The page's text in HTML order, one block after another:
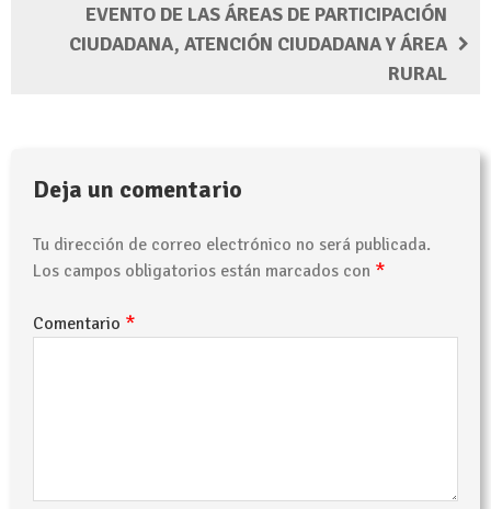
EVENTO DE LAS ÁREAS DE PARTICIPACIÓN
CIUDADANA, ATENCIÓN CIUDADANA Y ÁREA
RURAL
Deja un comentario
Tu dirección de correo electrónico no será publicada.
Los campos obligatorios están marcados con *
Comentario *